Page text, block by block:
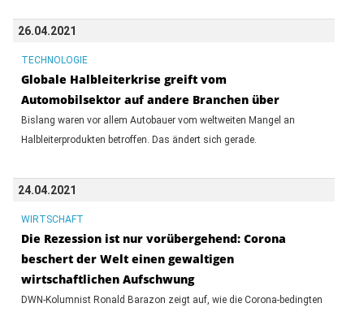
26.04.2021
TECHNOLOGIE
Globale Halbleiterkrise greift vom
Automobilsektor auf andere Branchen über
Bislang waren vor allem Autobauer vom weltweiten Mangel an
Halbleiterprodukten betroffen. Das ändert sich gerade.
24.04.2021
WIRTSCHAFT
Die Rezession ist nur vorübergehend: Corona
beschert der Welt einen gewaltigen
wirtschaftlichen Aufschwung
DWN-Kolumnist Ronald Barazon zeigt auf, wie die Corona-bedingten